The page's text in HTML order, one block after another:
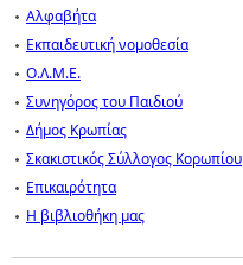
Αλφαβήτα
Εκπαιδευτική νομοθεσία
Ο.Λ.Μ.Ε.
Συνηγόρος του Παιδιού
Δήμος Κρωπίας
Σκακιστικός Σύλλογος Κορωπίου
Επικαιρότητα
Η βιβλιοθήκη μας